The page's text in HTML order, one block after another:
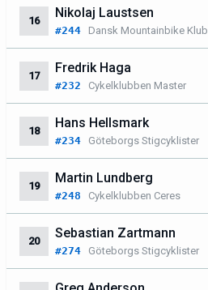
16
Nikolaj Laustsen
#244 Dansk Mountainbike Klub
17
Fredrik Haga
#232 Cykelklubben Master
18
Hans Hellsmark
#234 Göteborgs Stigcyklister
19
Martin Lundberg
#248 Cykelklubben Ceres
20
Sebastian Zartmann
#274 Göteborgs Stigcyklister